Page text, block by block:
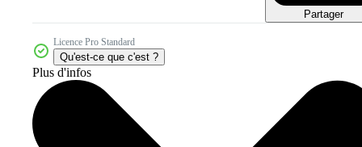
Partager
Licence Pro Standard
Qu'est-ce que c'est ?
Plus d'infos